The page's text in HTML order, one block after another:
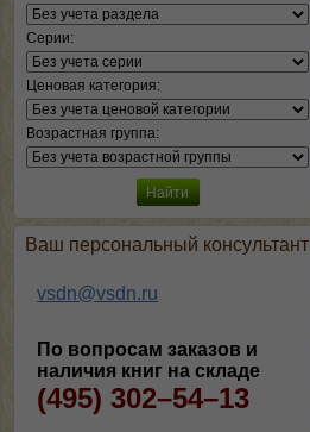
Серии:
Ценовая категория:
Возрастная группа:
Ваш персональный консультант
vsdn@vsdn.ru
По вопросам заказов и
наличия книг на складе
(495) 302–54–13